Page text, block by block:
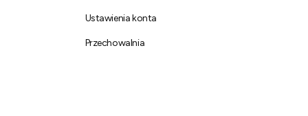
Ustawienia konta
Przechowalnia